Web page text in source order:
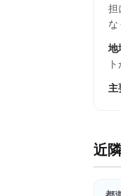
担
な
地
主
近